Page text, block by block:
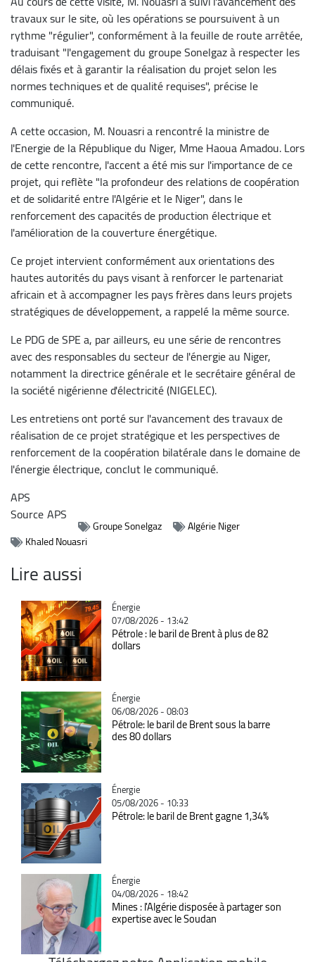
travaux sur le site, où les opérations se poursuivent à un
rythme "régulier", conformément à la feuille de route arrêtée,
traduisant "l'engagement du groupe Sonelgaz à respecter les
délais fixés et à garantir la réalisation du projet selon les
normes techniques et de qualité requises", précise le
communiqué.
A cette occasion, M. Nouasri a rencontré la ministre de
l'Energie de la République du Niger, Mme Haoua Amadou. Lors
de cette rencontre, l'accent a été mis sur l'importance de ce
projet, qui reflète "la profondeur des relations de coopération
et de solidarité entre l'Algérie et le Niger", dans le
renforcement des capacités de production électrique et
l'amélioration de la couverture énergétique.
Ce projet intervient conformément aux orientations des
hautes autorités du pays visant à renforcer le partenariat
africain et à accompagner les pays frères dans leurs projets
stratégiques de développement, a rappelé la même source.
Le PDG de SPE a, par ailleurs, eu une série de rencontres
avec des responsables du secteur de l'énergie au Niger,
notamment la directrice générale et le secrétaire général de
la société nigérienne d'électricité (NIGELEC).
Les entretiens ont porté sur l'avancement des travaux de
réalisation de ce projet stratégique et les perspectives de
renforcement de la coopération bilatérale dans le domaine de
l'énergie électrique, conclut le communiqué.
APS
SourceAPS
Groupe Sonelgaz
Algérie Niger
Khaled Nouasri
Lire aussi
Catégorie
Énergie
07/08/2026 - 13:42
Pétrole : le baril de Brent à plus de 82
dollars
Catégorie
Énergie
06/08/2026 - 08:03
Pétrole: le baril de Brent sous la barre
des 80 dollars
Catégorie
Énergie
05/08/2026 - 10:33
Pétrole: le baril de Brent gagne 1,34%
Catégorie
Énergie
04/08/2026 - 18:42
Mines : l'Algérie disposée à partager son
expertise avec le Soudan